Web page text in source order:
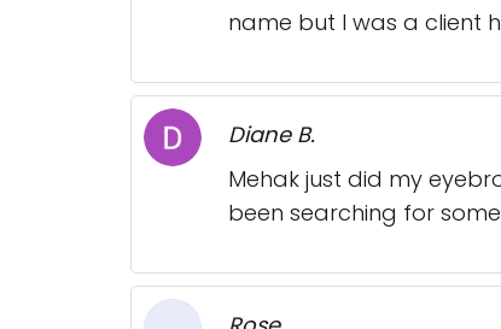
name but I was a client
Diane B.
Mehak just did my
been searching for